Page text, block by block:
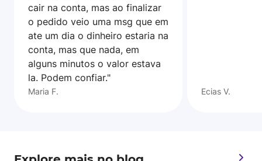
cair na conta, mas ao finalizar
o pedido veio uma msg que em
ate um dia o dinheiro estaria na
conta, mas que nada, em
alguns minutos o valor estava
la. Podem confiar."
Maria F. Ecias V.